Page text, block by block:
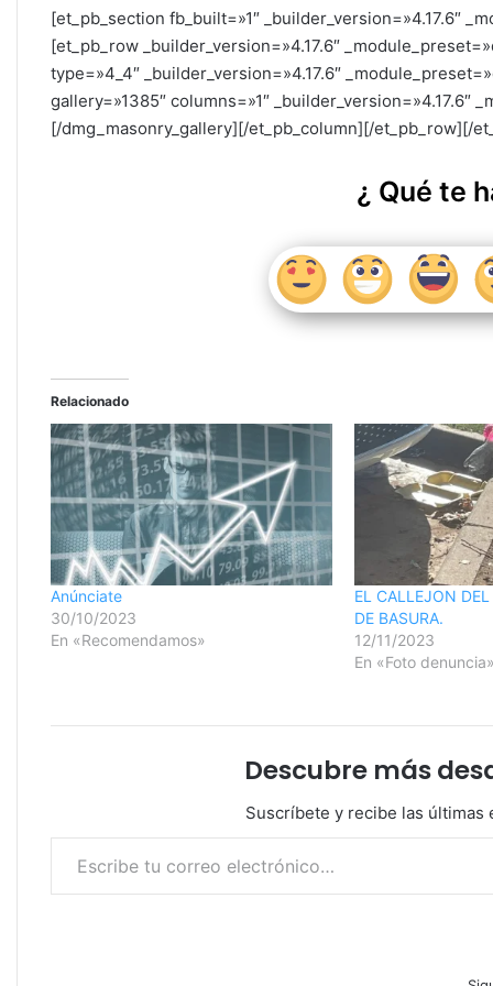
at
s
A
p
c
e
b
o
itt
er
k
e
dI
n
ai
l
m
p
ar
tir
[et_pb_section fb_built=»1″ _builder_version=»4.17.6″
[et_pb_row _builder_version=»4.17.6″
type=»4_4″ _builder_version=»4.17.6″
gallery=»1385″ columns=»1″
[/dmg_masonry_gallery][/et_pb_column][/et_pb_row][/
¿ Qué te
Relacionado
Anúnciate
30/10/2023
En «Recomendamos»
EL CALLEJON
DE BASURA.
12/11/2023
En «Foto denuncia»
Descubre más
Suscríbete y recibe las
Escribe tu correo electrónico…